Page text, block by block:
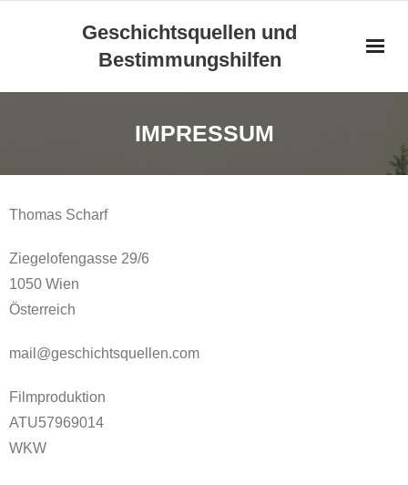
Geschichtsquellen und
Bestimmungshilfen
IMPRESSUM
Thomas Scharf
Ziegelofengasse 29/6
1050 Wien
Österreich
mail@geschichtsquellen.com
Filmproduktion
ATU57969014
WKW